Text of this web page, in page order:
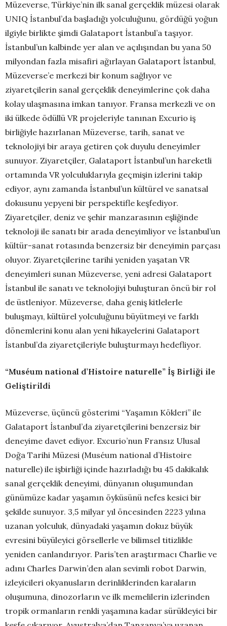
Müzeverse, Türkiye’nin ilk sanal gerçeklik müzesi olarak
UNIQ İstanbul’da başladığı yolculuğunu, gördüğü yoğun
ilgiyle birlikte şimdi Galataport İstanbul’a taşıyor.
İstanbul’un kalbinde yer alan ve açılışından bu yana 50
milyondan fazla misafiri ağırlayan Galataport İstanbul,
Müzeverse’e merkezi bir konum sağlıyor ve
ziyaretçilerin sanal gerçeklik deneyimlerine çok daha
kolay ulaşmasına imkan tanıyor. Fransa merkezli ve on
iki ülkede ödüllü VR projeleriyle tanınan Excurio iş
birliğiyle hazırlanan Müzeverse, tarih, sanat ve
teknolojiyi bir araya getiren çok duyulu deneyimler
sunuyor. Ziyaretçiler, Galataport İstanbul’un hareketli
ortamında VR yolculuklarıyla geçmişin izlerini takip
ediyor, aynı zamanda İstanbul’un kültürel ve sanatsal
dokusunu yepyeni bir perspektifle keşfediyor.
Ziyaretçiler, deniz ve şehir manzarasının eşliğinde
teknoloji ile sanatı bir arada deneyimliyor ve İstanbul’un
kültür-sanat rotasında benzersiz bir deneyimin parçası
oluyor. Ziyaretçilerine tarihi yeniden yaşatan VR
deneyimleri sunan Müzeverse, yeni adresi Galataport
İstanbul ile sanatı ve teknolojiyi buluşturan öncü bir rol
de üstleniyor. Müzeverse, daha geniş kitlelerle
buluşmayı, kültürel yolculuğunu büyütmeyi ve farklı
dönemlerini konu alan yeni hikayelerini Galataport
İstanbul’da ziyaretçileriyle buluşturmayı hedefliyor.
“Muséum national d’Histoire naturelle” İş Birliği ile
Geliştirildi
Müzeverse, üçüncü gösterimi “Yaşamın Kökleri” ile
Galataport İstanbul’da ziyaretçilerini benzersiz bir
deneyime davet ediyor. Excurio’nun Fransız Ulusal
Doğa Tarihi Müzesi (Muséum national d’Histoire
naturelle) ile işbirliği içinde hazırladığı bu 45 dakikalık
sanal gerçeklik deneyimi, dünyanın oluşumundan
günümüze kadar yaşamın öyküsünü nefes kesici bir
şekilde sunuyor. 3,5 milyar yıl öncesinden 2223 yılına
uzanan yolculuk, dünyadaki yaşamın dokuz büyük
evresini büyüleyici görsellerle ve bilimsel titizlikle
yeniden canlandırıyor. Paris’ten araştırmacı Charlie ve
adını Charles Darwin’den alan sevimli robot Darwin,
izleyicileri okyanusların derinliklerinden karaların
oluşumuna, dinozorların ve ilk memelilerin izlerinden
tropik ormanların renkli yaşamına kadar sürükleyici bir